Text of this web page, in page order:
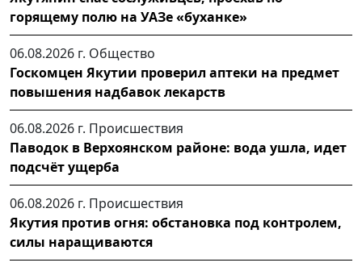
горящему полю на УАЗе «буханке»
06.08.2026 г. Общество
Госкомцен Якутии проверил аптеки на предмет
повышения надбавок лекарств
06.08.2026 г. Происшествия
Паводок в Верхоянском районе: вода ушла, идет
подсчёт ущерба
06.08.2026 г. Происшествия
Якутия против огня: обстановка под контролем,
силы наращиваются